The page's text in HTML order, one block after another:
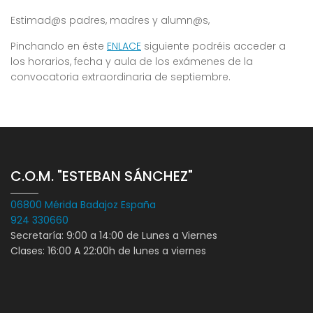
Estimad@s padres, madres y alumn@s,
Pinchando en éste ENLACE siguiente podréis acceder a
los horarios, fecha y aula de los exámenes de la
convocatoria extraordinaria de septiembre.
C.O.M. "ESTEBAN SÁNCHEZ"
06800 Mérida Badajoz España
924 330660
Secretaría: 9:00 a 14:00 de Lunes a Viernes
Clases: 16:00 A 22:00h de lunes a viernes